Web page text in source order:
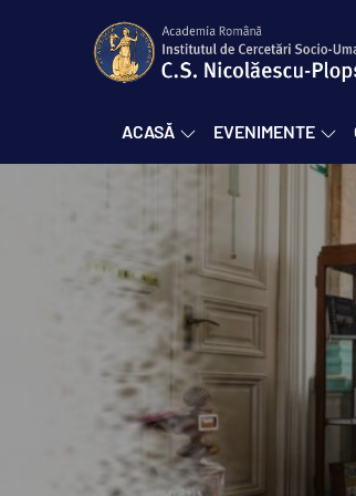
Institutul de
Craiova
ACASĂ EVENIMENTE